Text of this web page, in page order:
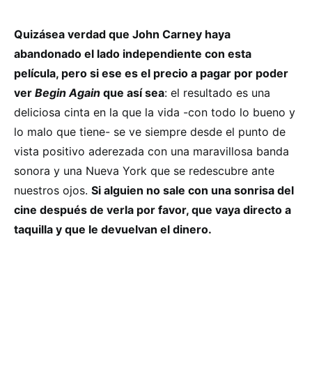
Quizásea verdad que John Carney haya
abandonado el lado independiente con esta
película, pero si ese es el precio a pagar por poder
ver Begin Again que asísea: el resultado es una
deliciosa cinta en la que la vida -con todo lo bueno y
lo malo que tiene- se ve siempre desde el punto de
vista positivo aderezada con una maravillosa banda
sonora y una Nueva York que se redescubre ante
nuestros ojos. Si alguien no sale con una sonrisa del
cine después de verla por favor, que vaya directo a
taquilla y que le devuelvan el dinero.